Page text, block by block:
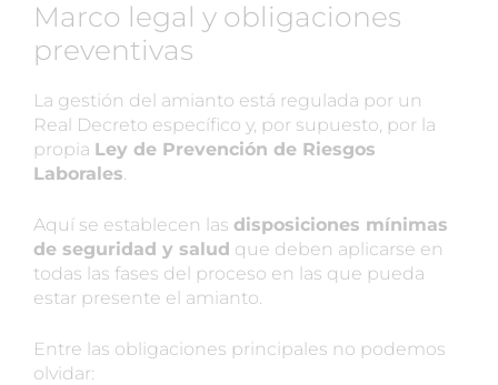
Marco legal y obligaciones
preventivas
La gestión del amianto está regulada por un
Real Decreto específico y, por supuesto, por la
propia Ley de Prevención de Riesgos
Laborales.
Aquí se establecen las disposiciones mínimas
de seguridad y salud que deben aplicarse en
todas las fases del proceso en las que pueda
estar presente el amianto.
Entre las obligaciones principales no podemos
olvidar: